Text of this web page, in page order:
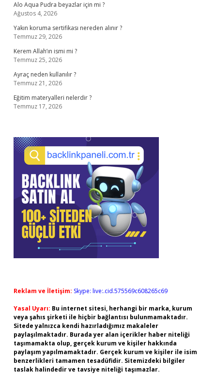
Alo Aqua Pudra beyazlar için mi ?
Ağustos 4, 2026
Yakın koruma sertifikası nereden alınır ?
Temmuz 29, 2026
Kerem Allah’ın ismi mi ?
Temmuz 25, 2026
Ayraç neden kullanılır ?
Temmuz 21, 2026
Eğitim materyalleri nelerdir ?
Temmuz 17, 2026
Reklam ve İletişim: Skype: live:.cid.575569c608265c69
Yasal Uyarı: Bu internet sitesi, herhangi bir marka, kurum
veya şahıs şirketi ile hiçbir bağlantısı bulunmamaktadır.
Sitede yalnızca kendi hazırladığımız makaleler
paylaşılmaktadır. Burada yer alan içerikler haber niteliği
taşımamakta olup, gerçek kurum ve kişiler hakkında
paylaşım yapılmamaktadır. Gerçek kurum ve kişiler ile isim
benzerlikleri tamamen tesadüfidir. Sitemizdeki bilgiler
taslak halindedir ve tavsiye niteliği taşımazlar.